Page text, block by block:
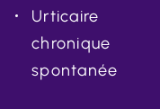
Urticaire
chronique
spontanée